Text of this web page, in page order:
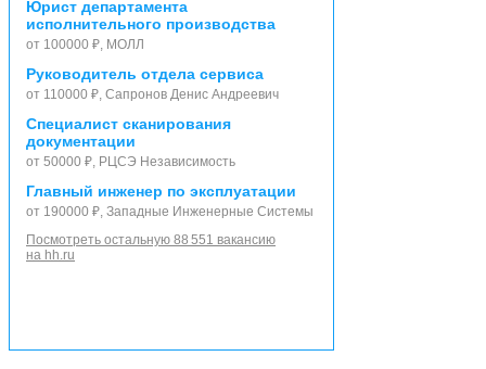
Юрист департамента
исполнительного производства
от 100000 ₽, МОЛЛ
Руководитель отдела сервиса
от 110000 ₽, Сапронов Денис Андреевич
Специалист сканирования
документации
от 50000 ₽, РЦСЭ Независимость
Главный инженер по эксплуатации
от 190000 ₽, Западные Инженерные Системы
Посмотреть остальную 88 551 вакансию
на hh.ru